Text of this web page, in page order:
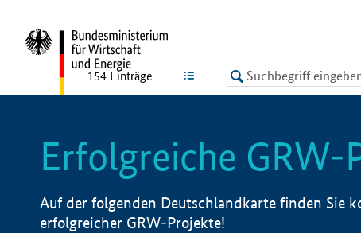
LISTE
154 Einträge
Erfolgreiche GRW-
Auf der folgenden Deutschlandkarte finden Sie
erfolgreicher GRW-Projekte!